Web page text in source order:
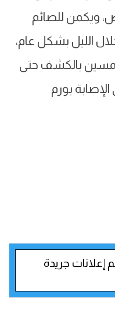
ويكمن للصائم
الليل بشكل عام،
بالكشف حتى
بورم
إعلانات جريدة